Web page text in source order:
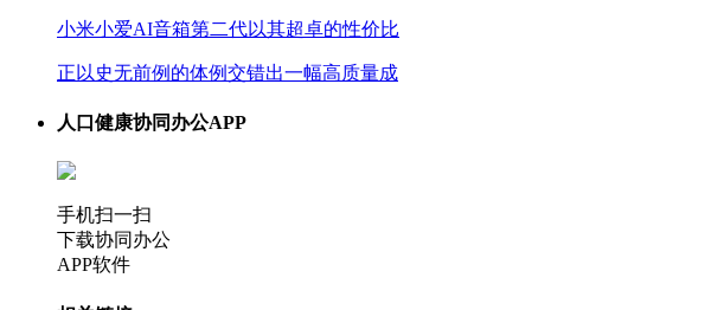
小米小爱AI音箱第二代以其超卓的性价比
正以史无前例的体例交错出一幅高质量成
人口健康协同办公APP
手机扫一扫
下载协同办公
APP软件